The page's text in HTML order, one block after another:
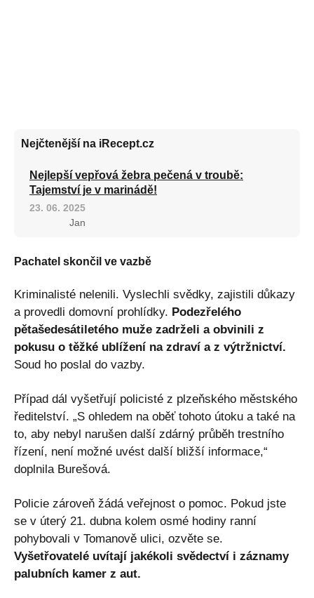
Nejčtenější na iRecept.cz
Nejlepší vepřová žebra pečená v troubě:
Tajemství je v marinádě!
23. 06. 2025
Jan
Pachatel skončil ve vazbě
Kriminalisté nelenili. Vyslechli svědky, zajistili důkazy
a provedli domovní prohlídky. Podezřelého
pětašedesátiletého muže zadrželi a obvinili z
pokusu o těžké ublížení na zdraví a z výtržnictví.
Soud ho poslal do vazby.
Případ dál vyšetřují policisté z plzeňského městského
ředitelství. „S ohledem na oběť tohoto útoku a také na
to, aby nebyl narušen další zdárný průběh trestního
řízení, není možné uvést další bližší informace,“
doplnila Burešová.
Policie zároveň žádá veřejnost o pomoc. Pokud jste
se v úterý 21. dubna kolem osmé hodiny ranní
pohybovali v Tomanově ulici, ozvěte se.
Vyšetřovatelé uvítají jakékoli svědectví i záznamy
palubních kamer z aut.